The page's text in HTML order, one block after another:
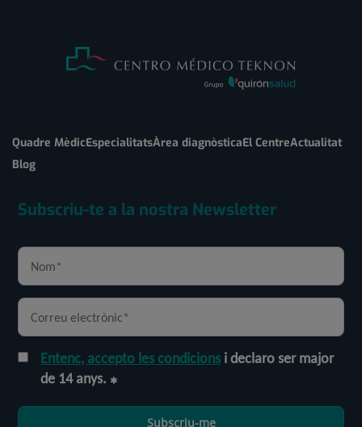
Quadre MèdicEspecialitatsÀrea diagnòsticaEl CentreActualitat
Blog
Subscriu-te a la nostra Newsletter
Entenc, accepto les condicions i declaro ser major
de 14 anys.
Subscriu-me